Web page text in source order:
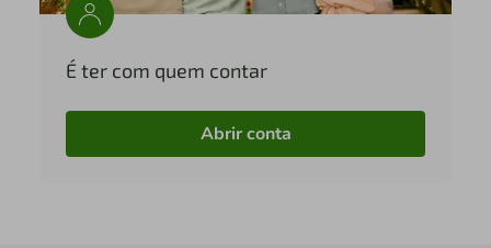
É ter com quem contar
Abrir conta